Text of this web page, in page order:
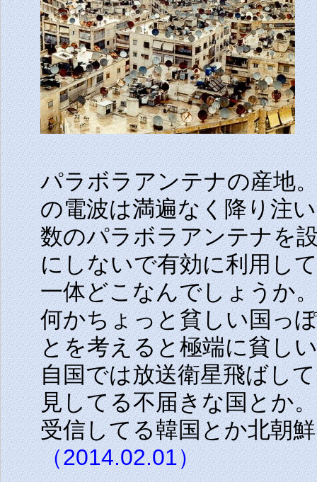
パラボラアンテナの産地
の電波は満遍なく降り注
数のパラボラアンテナを
にしないで有効に利用し
一体どこなんでしょうか
何かちょっと貧しい国っ
とを考えると極端に貧し
自国では放送衛星飛ばし
見してる不届きな国とか
受信してる韓国とか北朝
（2014.02.01）